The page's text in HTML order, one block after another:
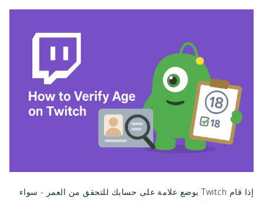
إذا قام Twitch بوضع علامة على حسابك للتحقق من العمر - سواء